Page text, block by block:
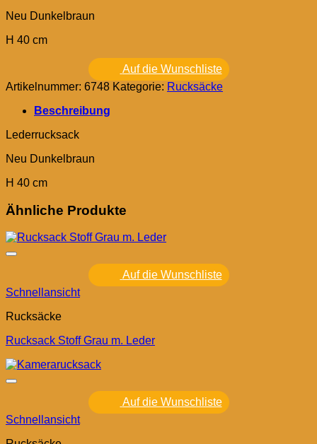
Neu Dunkelbraun
H 40 cm
Auf die Wunschliste
Artikelnummer: 6748 Kategorie: Rucksäcke
Beschreibung
Lederrucksack
Neu Dunkelbraun
H 40 cm
Ähnliche Produkte
Auf die Wunschliste
Schnellansicht
Rucksäcke
Rucksack Stoff Grau m. Leder
Auf die Wunschliste
Schnellansicht